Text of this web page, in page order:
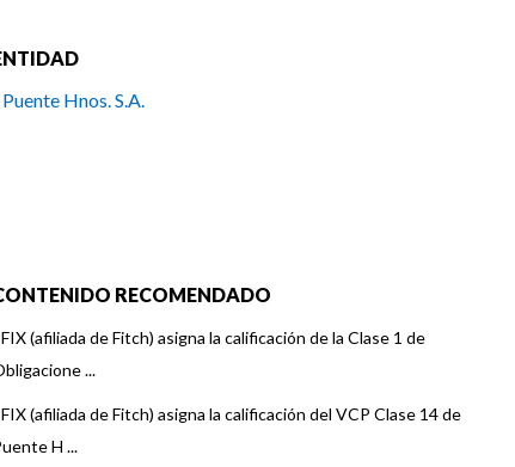
Hnos. S.A.
RECOMENDADO
FIX (afiliada de Fitch) asigna la calificación de la Clase 1 de
...
FIX (afiliada de Fitch) asigna la calificación del VCP Clase 14 de
H ...